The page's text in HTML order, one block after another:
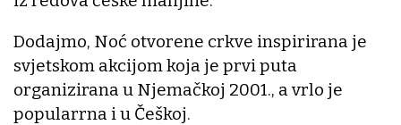
Dodajmo, Noć otvorene crkve inspirirana je
svjetskom akcijom koja je prvi puta
organizirana u Njemačkoj 2001., a vrlo je
popularrna i u Češkoj.